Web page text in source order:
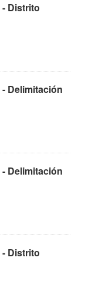
Distrito
Delimitación
Delimitación
Distrito